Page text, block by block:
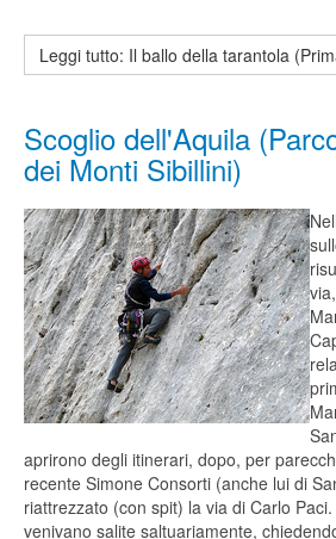
Leggi tutto: Il ballo della tarantola
Scoglio dell'Aquila
dei Monti Sibillini)
aprirono degli itinerari, dopo, per
recente Simone Consorti (anche lui di
riattrezzato (con spit) la via di Carlo
venivano salite saltuariamente,